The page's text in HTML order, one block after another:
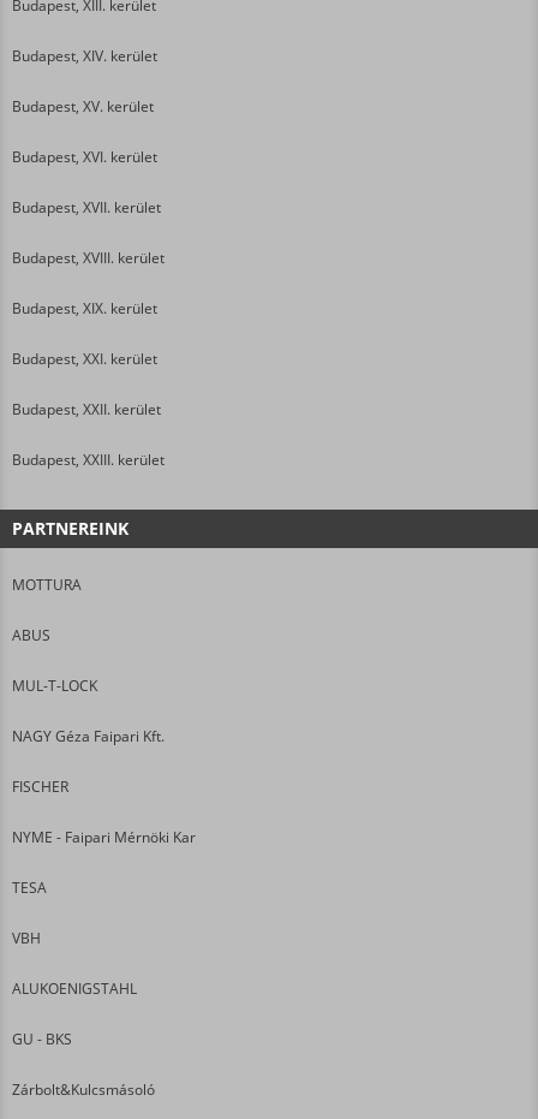
Budapest, XIII. kerület
Budapest, XIV. kerület
Budapest, XV. kerület
Budapest, XVI. kerület
Budapest, XVII. kerület
Budapest, XVIII. kerület
Budapest, XIX. kerület
Budapest, XXI. kerület
Budapest, XXII. kerület
Budapest, XXIII. kerület
PARTNEREINK
MOTTURA
ABUS
MUL-T-LOCK
NAGY Géza Faipari Kft.
FISCHER
NYME - Faipari Mérnöki Kar
TESA
VBH
ALUKOENIGSTAHL
GU - BKS
Zárbolt&Kulcsmásoló